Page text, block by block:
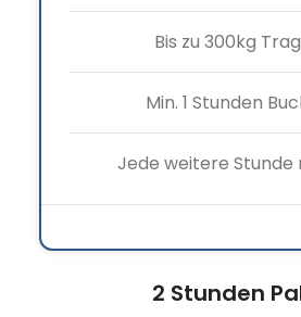
Bis zu 300kg
Min. 1 Stunden
Jede weitere Stunde
2 Stunden